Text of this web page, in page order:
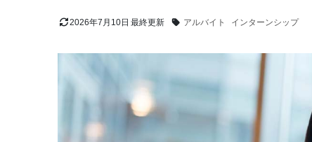
2026年7月10日 アルバイト インターンシップ